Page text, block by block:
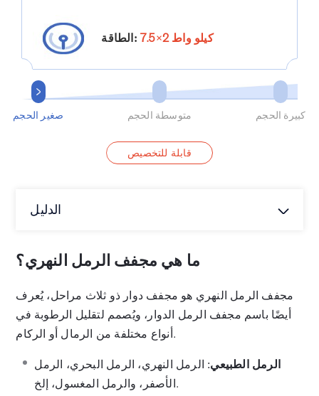
الطاقة: 7.5×2 كيلو واط
صغير الحجم متوسطة الحجم كبيرة الحجم
قابلة للتخصيص
الدليل
ما هي مجفف الرمل النهري؟
مجفف الرمل النهري هو مجفف دوار ذو ثلاث مراحل، يُعرف
أيضًا باسم مجفف الرمل الدوار، ويُصمم لتقليل الرطوبة في
أنواع مختلفة من الرمال أو الركام.
الرمل الطبيعي: الرمل النهري، الرمل البحري، الرمل
الأصفر، والرمل المغسول، إلخ.